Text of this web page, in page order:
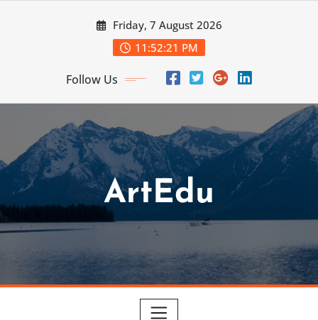
Friday, 7 August 2026
11:52:22 PM
Follow Us
ArtEdu